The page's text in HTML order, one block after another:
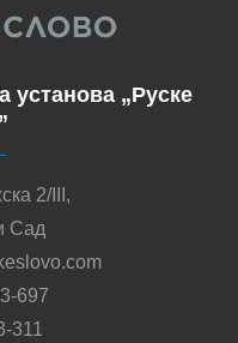
установа „Руске
2/III,
Сад
697
311